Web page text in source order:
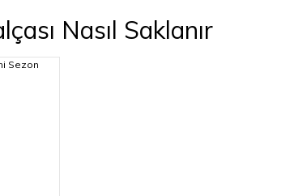
Nasıl Saklanır